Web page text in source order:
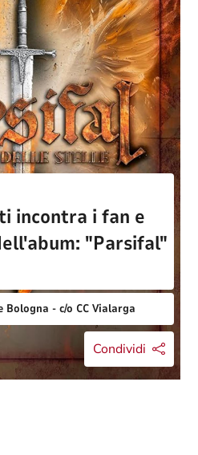
incontra i fan e
"Parsifal"
- c/o CC Vialarga
Condividi